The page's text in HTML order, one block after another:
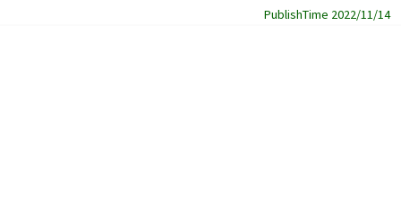
PublishTime 2022/11/14